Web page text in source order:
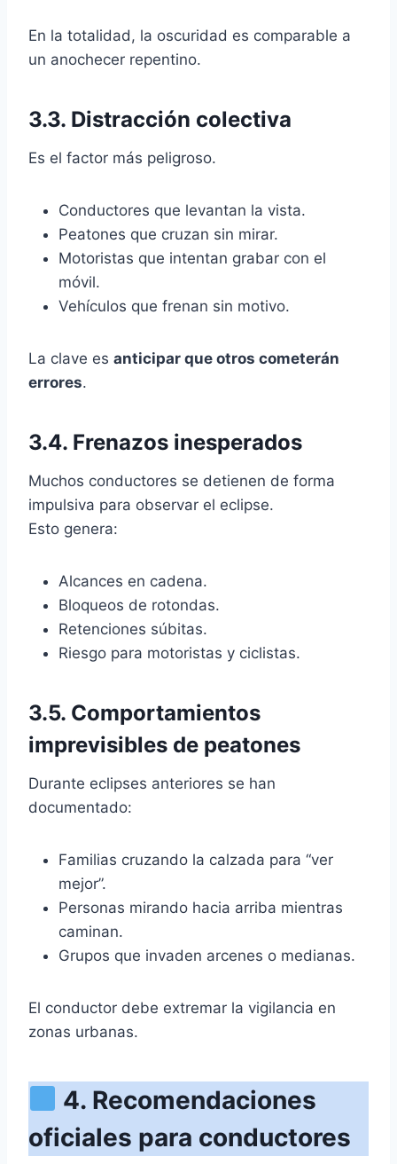
En la totalidad, la oscuridad es comparable a
un anochecer repentino.
3.3. Distracción colectiva
Es el factor más peligroso.
Conductores que levantan la vista.
Peatones que cruzan sin mirar.
Motoristas que intentan grabar con el
móvil.
Vehículos que frenan sin motivo.
La clave es anticipar que otros cometerán
errores.
3.4. Frenazos inesperados
Muchos conductores se detienen de forma
impulsiva para observar el eclipse.
Esto genera:
Alcances en cadena.
Bloqueos de rotondas.
Retenciones súbitas.
Riesgo para motoristas y ciclistas.
3.5. Comportamientos
imprevisibles de peatones
Durante eclipses anteriores se han
documentado:
Familias cruzando la calzada para “ver
mejor”.
Personas mirando hacia arriba mientras
caminan.
Grupos que invaden arcenes o medianas.
El conductor debe extremar la vigilancia en
zonas urbanas.
4. Recomendaciones
oficiales para conductores